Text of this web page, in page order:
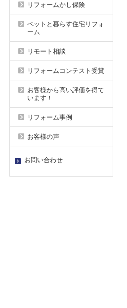
リフォームかし保険
ペットと暮らす住宅リフォ
ーム
リモート相談
リフォームコンテスト受賞
お客様から高い評価を得て
います！
リフォーム事例
お客様の声
お問い合わせ